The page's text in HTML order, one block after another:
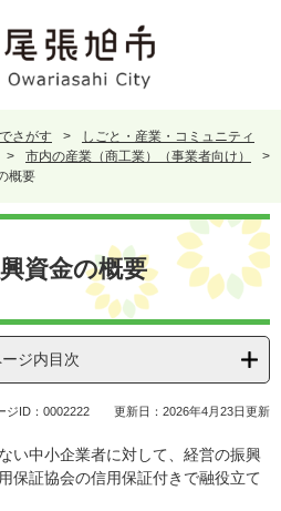
さがす >
しごと・産業・コミュニティ
> 市内の産業（商工業）（事業者向け）
>
概要
資金の概要
ジ内目次
ジID：0002222 更新日：2026年4月23日更新
い中小企業者に対して、経営の振興
保証協会の信用保証付きで融役立て